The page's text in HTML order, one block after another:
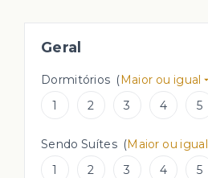
Geral
Dormitórios (Maior ou igual
1
2 3 4 5
Sendo Suítes (Maior ou igual
1
2 3 4 5